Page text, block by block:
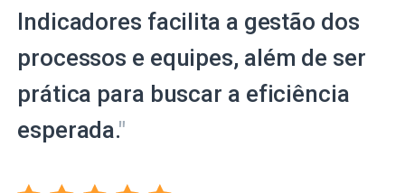
Indicadores facilita a gestão dos
processos e equipes, além de ser
prática para buscar a eficiência
esperada."